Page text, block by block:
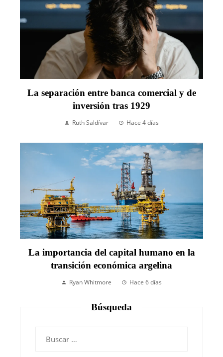
La separación entre banca comercial y de
inversión tras 1929
Ruth Saldívar Hace 4 días
La importancia del capital humano en la
transición económica argelina
Ryan Whitmore Hace 6 días
Búsqueda